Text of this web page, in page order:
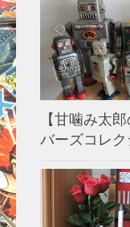
【甘噛み太
バーズコレ